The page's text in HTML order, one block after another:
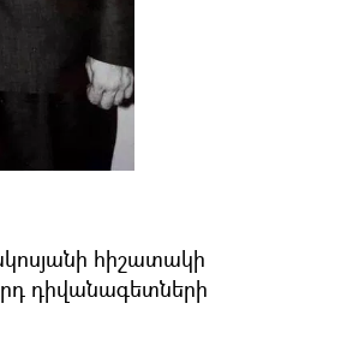
հիշատակի
դիվանագետների